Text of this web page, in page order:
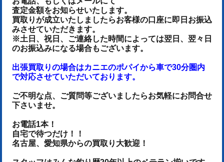
査定金額をお知らせいたします。
買取りが成立いたしましたらお客様の口座に即日お振込
みさせていただきます。
※土日、祝日、ご連絡した時間によっては翌日、翌々日
のお振込みになる場合もございます。
出張買取りの場合はカニエのポパイから車で30分圏内
で対応させていただいております。
ご不明な点、ご質問等ございましたらお気軽にお問合せ
下さいませ。
お電話1本！
自宅で待つだけ！！
名古屋、愛知県からの買取り大歓迎！